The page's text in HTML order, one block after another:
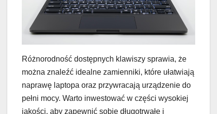
Różnorodność dostępnych klawiszy sprawia, że
można znaleźć idealne zamienniki, które ułatwiają
naprawę laptopa oraz przywracają urządzenie do
pełni mocy. Warto inwestować w części wysokiej
jakości, aby zapewnić sobie długotrwałe i